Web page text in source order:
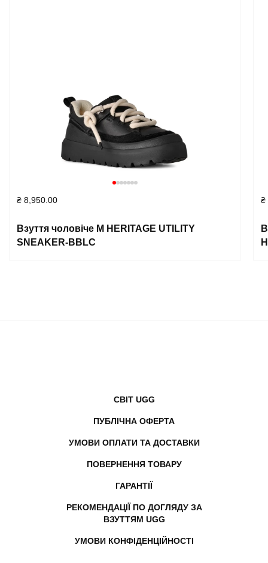
₴ 8,950.00
Взуття чоловіче M HERITAGE UTILITY
SNEAKER-BBLC
₴
СВІТ UGG
ПУБЛІЧНА ОФЕРТА
УМОВИ ОПЛАТИ ТА ДОСТАВКИ
ПОВЕРНЕННЯ ТОВАРУ
ГАРАНТІЇ
РЕКОМЕНДАЦІЇ ПО ДОГЛЯДУ ЗА
ВЗУТТЯМ UGG
УМОВИ КОНФІДЕНЦІЙНОСТІ